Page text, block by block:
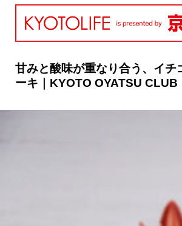
MAIN MENU
SERIES
カレーが好き
甘みと酸味が重なり合う、イチ
ーキ｜KYOTO OYATSU